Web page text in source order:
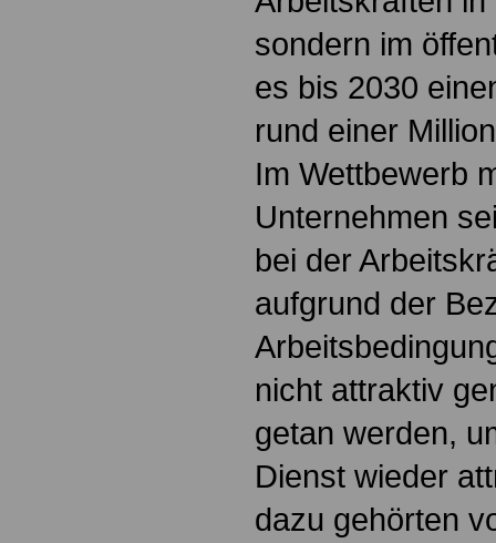
sondern im
es bis 2030
rund einer
Im Wettbewerb
Unternehmen
bei der
aufgrund der
nicht attraktiv
getan werden,
Dienst wieder
dazu gehörten